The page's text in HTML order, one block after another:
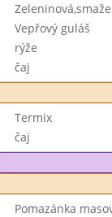
Vepřový guláš
rýže
čaj
Termix
čaj
Pomazánka